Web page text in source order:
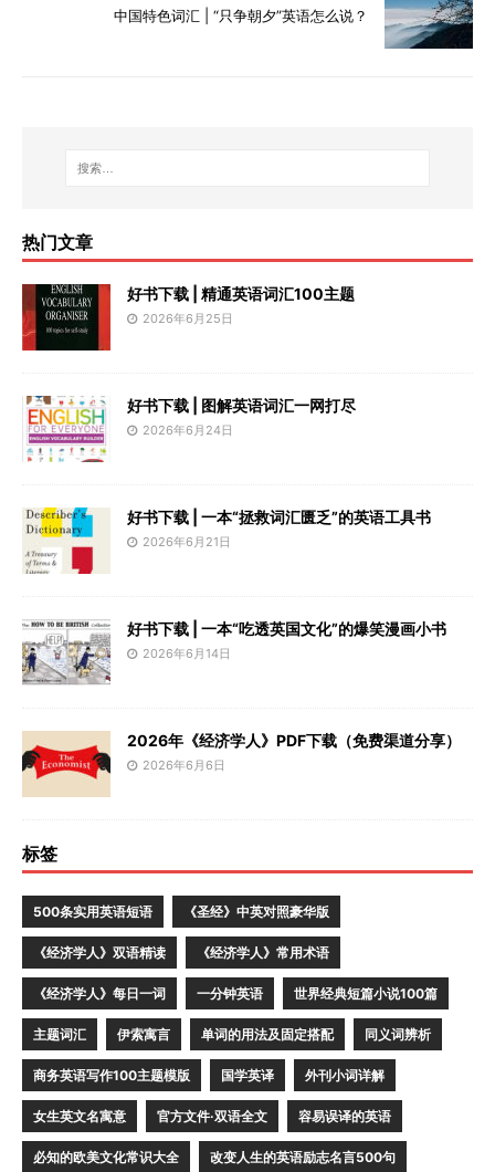
中国特色词汇 | “只争朝夕”英语怎么说？
热门文章
好书下载 | 精通英语词汇100主题
2026年6月25日
好书下载 | 图解英语词汇一网打尽
2026年6月24日
好书下载 | 一本“拯救词汇匮乏”的英语工具书
2026年6月21日
好书下载 | 一本“吃透英国文化”的爆笑漫画小书
2026年6月14日
2026年《经济学人》PDF下载（免费渠道分享）
2026年6月6日
标签
500条实用英语短语 《圣经》中英对照豪华版
《经济学人》双语精读 《经济学人》常用术语
《经济学人》每日一词 一分钟英语 世界经典短篇小说100篇
主题词汇 伊索寓言 单词的用法及固定搭配 同义词辨析
商务英语写作100主题模版 国学英译 外刊小词详解
女生英文名寓意 官方文件·双语全文 容易误译的英语
必知的欧美文化常识大全 改变人生的英语励志名言500句